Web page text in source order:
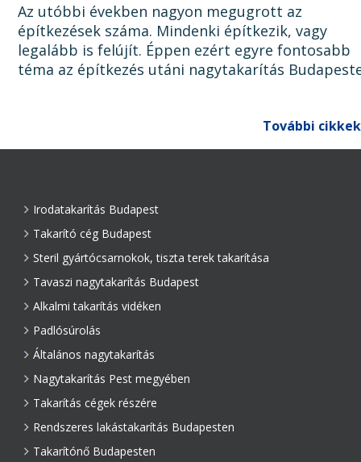
Az utóbbi években nagyon megugrott az
építkezések száma. Mindenki építkezik, vagy
legalább is felújít. Éppen ezért egyre fontosabb
téma az építkezés utáni nagytakarítás
További cikkek
Irodatakarítás Budapest
Takarító cég Budapest
Steril gyártócsarnokok, tiszta terek takarítása
Tavaszi nagytakarítás Budapest
Alkalmi takarítás vidéken
Padlósúrolás
Általános nagytakarítás
Nagytakarítás Pest megyében
Takarítás cégek részére
Rendszeres lakástakarítás Budapesten
Takarítónő Budapesten